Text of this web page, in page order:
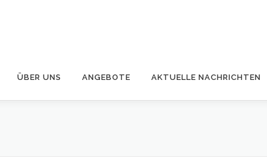
ÜBER UNS ANGEBOTE AKTUELLE NACHRICHTEN